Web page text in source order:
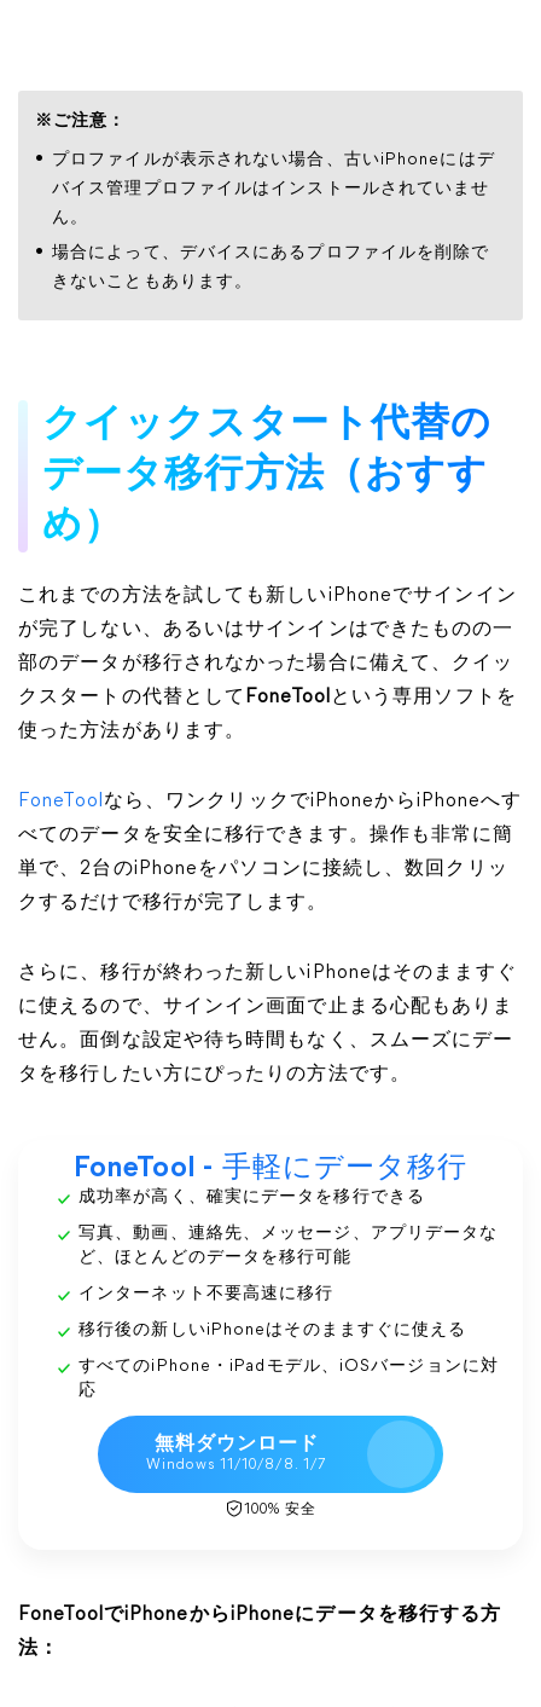
※ご注意：
プロファイルが表示されない場合、古いiPhoneにはデ
バイス管理プロファイルはインストールされていませ
ん。
場合によって、デバイスにあるプロファイルを削除で
きないこともあります。
クイックスタート代替の
データ移行方法（おすす
め）
これまでの方法を試しても新しいiPhoneでサインイン
が完了しない、あるいはサインインはできたものの一
部のデータが移行されなかった場合に備えて、クイッ
クスタートの代替として FoneTool という専用ソフトを
使った方法があります。
FoneTool なら、ワンクリックでiPhoneからiPhoneへす
べてのデータを安全に移行できます。操作も非常に簡
単で、2台のiPhoneをパソコンに接続し、数回クリッ
クするだけで移行が完了します。
さらに、移行が終わった新しいiPhoneはそのまますぐ
に使えるので、サインイン画面で止まる心配もありま
せん。面倒な設定や待ち時間もなく、スムーズにデー
タを移行したい方にぴったりの方法です。
FoneTool - 手軽にデータ移行
成功率が高く、確実にデータを移行できる
写真、動画、連絡先、メッセージ、アプリデータな
ど、ほとんどのデータを移行可能
インターネット不要高速に移行
移行後の新しいiPhoneはそのまますぐに使える
すべてのiPhone・iPadモデル、iOSバージョンに対
応
無料ダウンロード
Windows 11/10/8/8. 1/7
100% 安全
FoneToolでiPhoneからiPhoneにデータを移行する方
法：